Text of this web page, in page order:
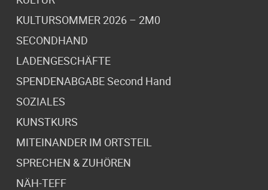
KULTURSOMMER 2026 – 2M0
SECONDHAND
LADENGESCHÄFTE
SPENDENABGABE Second Hand
SOZIALES
KUNSTKURS
MITEINANDER IM ORTSTEIL
SPRECHEN & ZUHÖREN
NÄH-TEFF